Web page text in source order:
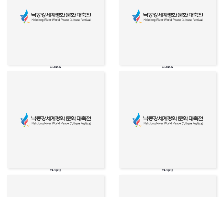
XR스튜디오 XR스튜디오
XR스튜디오 XR스튜디오